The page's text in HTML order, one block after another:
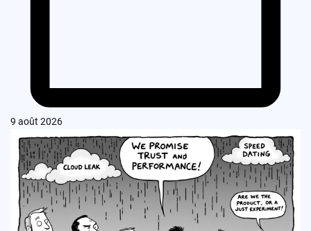
9 août 2026